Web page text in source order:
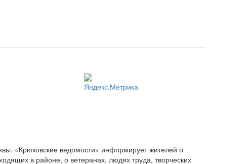
«Крюковские ведомости» информирует жителей о
в районе, о ветеранах, людях труда, творческих